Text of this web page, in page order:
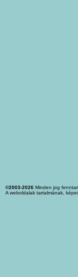
©2003-2026 Minden jog
A weboldalak tartalmának,